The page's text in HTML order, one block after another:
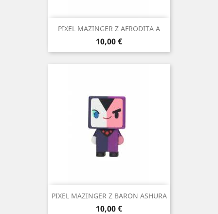
PIXEL MAZINGER Z AFRODITA A
Precio
10,00 €
PIXEL MAZINGER Z BARON ASHURA
Precio
10,00 €